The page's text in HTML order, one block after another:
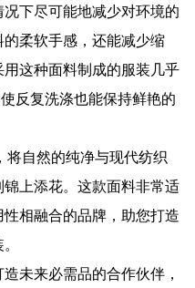
下尽可能地减少对环境的
柔软手感，还能减少缩
这种面料制成的服装几乎
反复洗涤也能保持鲜艳的
将自然的纯净与现代纺织
上添花。这款面料非常适
相融合的品牌，助您打造
未来必需品的合作伙伴，